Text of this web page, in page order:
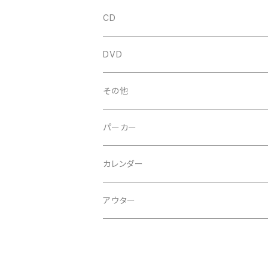
CD
シングル
アルバム
ミニアルバム
オムニバス
スプリット
DVD
その他
パーカー
カレンダー
アウター